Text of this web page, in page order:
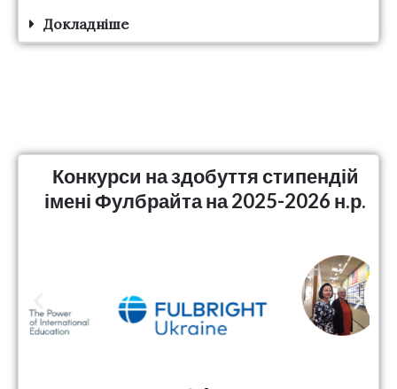
Докладніше
Конкурси на здобуття стипендій
імені Фулбрайта на 2025-2026 н.р.